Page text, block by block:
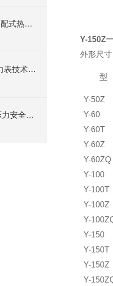
WZP2-130无固定双支装配式热电阻使用选型
YTZ-150(电阻）远传压力表技术参数
压力开关是一种重要的压力安全连锁控制装置
Y-150Z
外形尺
型
Y-50Z
Y-60
Y-60T
Y-60Z
Y-60ZQ
Y-100
Y-100T
Y-100Z
Y-
Y-150
Y-150T
Y-150Z
Y-